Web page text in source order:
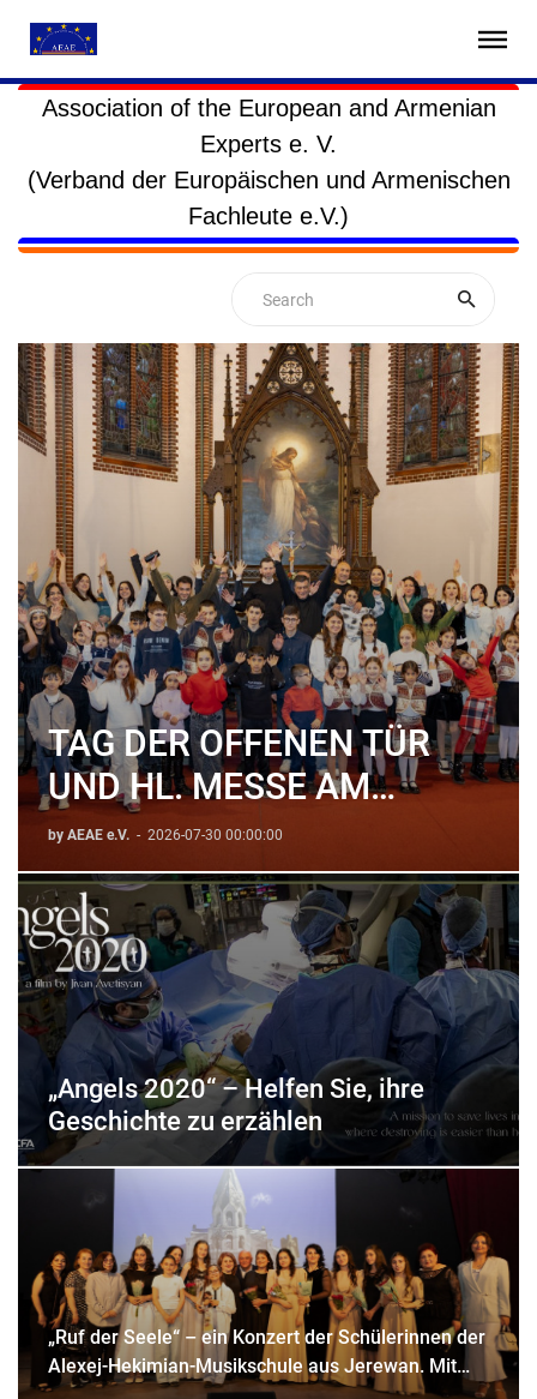
Association of the European and Armenian
Experts e. V.
(Verband der Europäischen und Armenischen
Fachleute e.V.)
TAG DER OFFENEN TÜR
UND HL. MESSE AM
SONNTAG, DEN 06.09.2026
by AEAE e.V. - 2026-07-30 00:00:00
„Angels 2020“ – Helfen Sie, ihre
Geschichte zu erzählen
„Ruf der Seele“ – ein Konzert der Schülerinnen der
Alexej-Hekimian-Musikschule aus Jerewan. Mit